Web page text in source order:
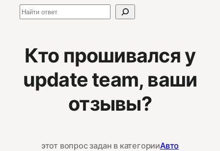
Поиск
Кто прошивался у
update team, ваши
отзывы?
этот вопрос задан в категорииАвто